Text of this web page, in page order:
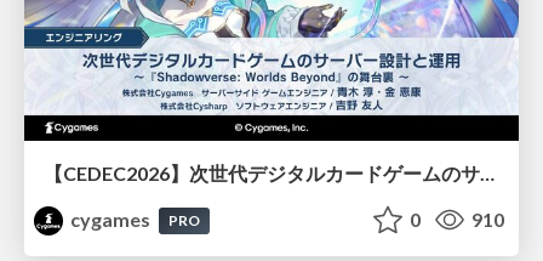
cygames
PRO 0 910